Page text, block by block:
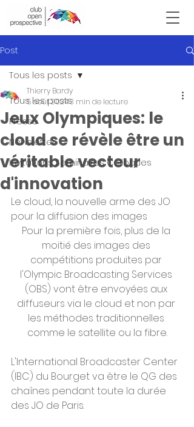
Victor Hugo
Post
Tous les posts
Presse
Newsletter
Invitations Seminaires Colloques
Tous les posts
Jeux Olympiques: le
cloud se révèle être un
véritable vecteur
d'innovation
Thierry Bardy
5 août 20243 min de lecture
Le cloud, la nouvelle arme des JO
pour la diffusion des images
Pour la première fois, plus de la
moitié des images des
compétitions produites par
l'Olympic Broadcasting Services
(OBS) vont être envoyées aux
diffuseurs via le cloud et non par
les méthodes traditionnelles
comme le satellite ou la fibre.
L'International Broadcaster Center
(IBC) du Bourget va être le QG des
chaînes pendant toute la durée
des JO de Paris.